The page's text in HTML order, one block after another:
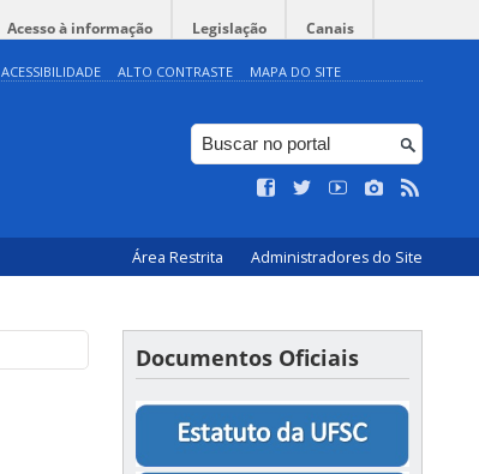
Acesso à informação Legislação Canais
ACESSIBILIDADE ALTO CONTRASTE MAPA DO SITE
Área Restrita Administradores do Site
Documentos Oficiais